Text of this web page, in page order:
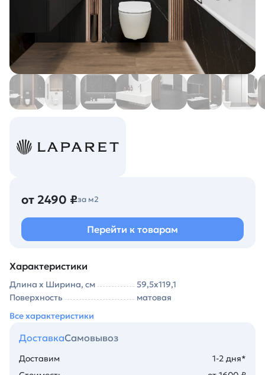
от 2490 ₽за м2
Перейти к товарам
Характеристики
Длина х Ширина, см
59,5x119,1
Поверхность
матовая
Все характеристики
ДоставкаСамовывоз
Доставим
1-2 дня*